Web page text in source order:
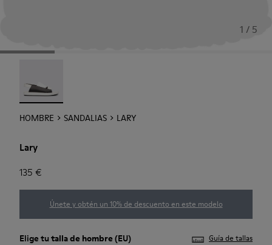
1 / 5
HOMBRE SANDALIAS LARY
Lary
135 €
Únete y obtén un 10% de descuento en este modelo
Elige tu talla de hombre (EU) Guía de tallas